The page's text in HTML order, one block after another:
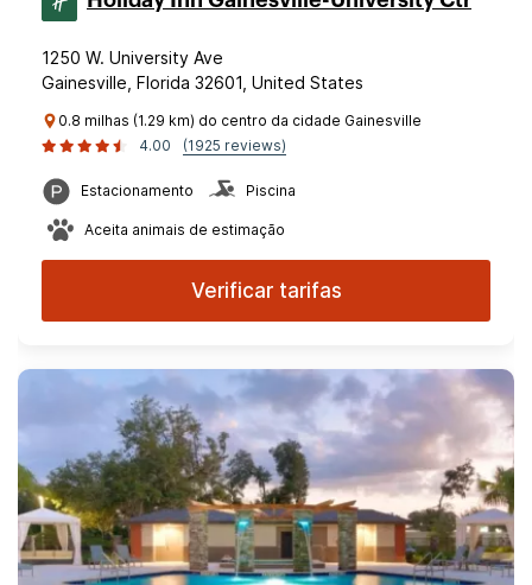
1250 W. University Ave
Gainesville, Florida 32601, United States
0.8 milhas (1.29 km) do centro da cidade Gainesville
4.00
(1925 reviews)
Estacionamento Piscina
Aceita animais de estimação
Verificar tarifas